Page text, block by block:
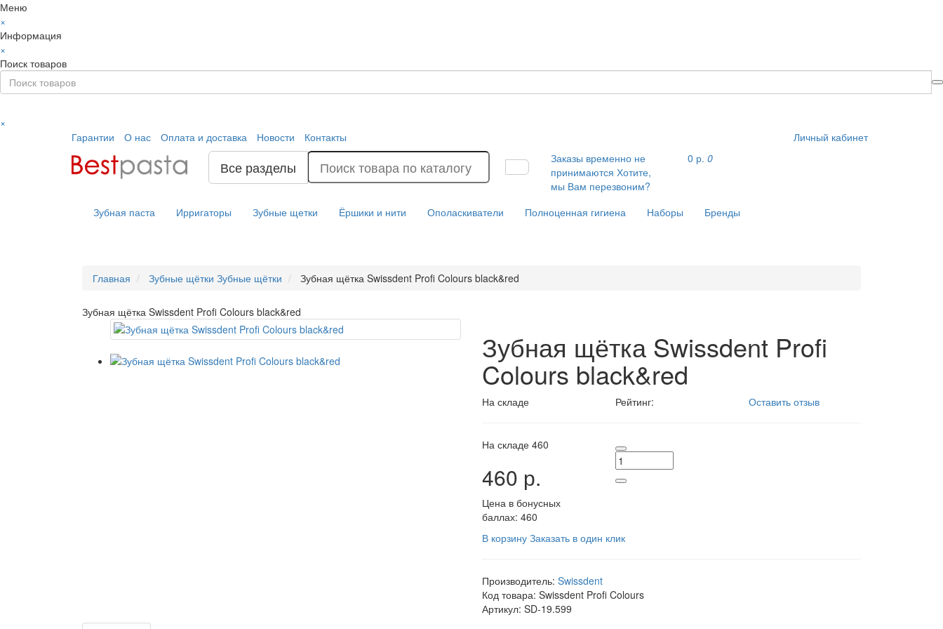
Меню
×
Информация
×
Поиск товаров
×
Гарантии
О нас Оплата и доставка Новости Контакты Личный кабинет
Все разделы
Заказы временно не
принимаются Хотите,
мы Вам перезвоним?
0 р. 0
Зубная паста Ирригаторы Зубные щетки Ёршики и нити Ополаскиватели Полноценная гигиена Наборы Бренды
Главная Зубные щётки Зубные щётки Зубная щётка Swissdent Profi Colours black&red
Зубная щётка Swissdent Profi Colours black&red
Зубная щётка Swissdent Profi
Colours black&red
На складе Рейтинг: Оставить отзыв
На складе 460
460 р.
Цена в бонусных
баллах: 460
В корзину Заказать в один клик
Производитель: Swissdent
Код товара: Swissdent Profi Colours
Артикул: SD-19.599